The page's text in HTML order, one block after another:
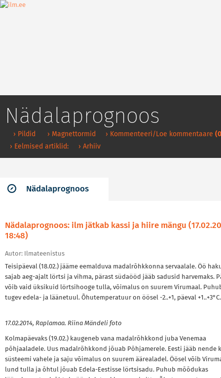
Nädalaprognoos
› Pildid › Magnettormid › Kommenteeri/Loe kommentaare
› Eelmised artiklid:
› Arhiiv
Nädalaprognoos
Nädalaprognoos: ilm jätkab kassi ja hiire mängu
18:48)
Autor: Ilmateenistus
Teisipäeval (18.02.) jääme eemalduva madalrõhkkonna servaalale. Öö
sajab aeg-ajalt lörtsi ja vihma, pärast südaööd jääb sadusid harvemaks.
võib vaid üksikuid lörtsihooge tulla, võimalus on suurem Virumaal.
tugev edela- ja läänetuul. Õhutemperatuur on öösel -2..+1, päeval +1..+3°C.
17.02.2014, Raplamaa. Riina Mändeli foto
Kolmapäevaks (19.02.) kaugeneb vana madalrõhkkond juba Venemaa
põhjaaladele. Uus madalrõhkkond jõuab Põhjamerele. Eesti jääb nende
süsteemi vahele ja saju võimalus on suurem äärealadel. Öösel võib
lund tulla ja õhtul jõuab Edela-Eestisse lörtsisadu. Puhub mõõdukas